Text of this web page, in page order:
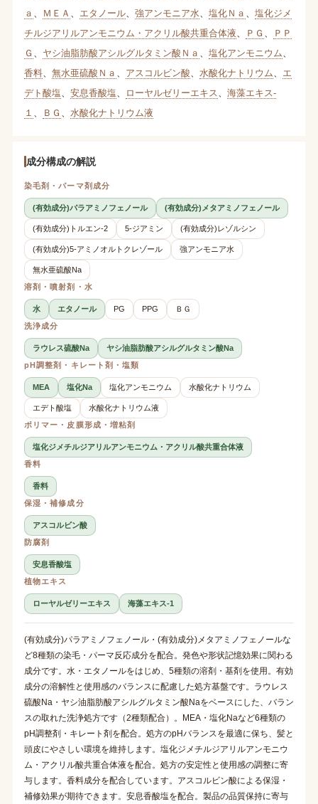
ａ
ＭＥＡ エタノール、 強アンモニア水 塩化Ｎａ
塩化ジメ
チルジアリルアンモニウム・アクリル酸共重合体液
ＰＧ
ＰＰ
Ｇ
ヤシ油脂肪酸アシルグルタミン酸Ｎａ 塩化アンモニウム
香料、 無水亜硫酸Ｎａ アスコルビン酸 水酸化ナトリウム
エ
デト酸塩
安息香酸塩 ローヤルゼリーエキス
海藻エキス-
１
ＢＧ 水酸化ナトリウム液
成分構成の解説
染毛剤・パーマ剤成分
(有効成分)パラアミノフェノール (有効成分)メタアミノフェノール
(有効成分)トルエン-2 5-ジアミン (有効成分)レゾルシン
(有効成分)5-アミノオルトクレゾール 強アンモニア水
無水亜硫酸Na
溶剤・噴射剤・水
水 エタノール PG PPG
ＢＧ
洗浄成分
ラウレス硫酸Na
ヤシ油脂肪酸アシルグルタミン酸Na
pH調整剤・キレート剤・塩類
MEA 塩化Na 塩化アンモニウム 水酸化ナトリウム
エデト酸塩
水酸化ナトリウム液
ポリマー・皮膜形成・増粘剤
塩化ジメチルジアリルアンモニウム・アクリル酸共重合体液
香料
香料
保湿・補修成分
アスコルビン酸
防腐剤
安息香酸塩
植物エキス
ローヤルゼリーエキス 海藻エキス-1
(有効成分)パラアミノフェノール・(有効成分)メタアミノフェノールな
ど8種類の染毛・パーマ反応成分を配合。発色や形状記憶効果に関わる
成分です。水・エタノールをはじめ、5種類の溶剤・基剤を使用。有効
成分の溶解性と使用感のバランスに配慮した処方基盤です。ラウレス
硫酸Na・ヤシ油脂肪酸アシルグルタミン酸Naをベースにした、バラン
スの取れた洗浄処方です（2種類配合）。MEA・塩化Naなど6種類の
pH調整剤・キレート剤を配合。処方のpHバランスを最適に保ち、髪と
頭皮にやさしい環境を維持します。塩化ジメチルジアリルアンモニウ
ム・アクリル酸共重合体液を配合。処方の安定性と使用感の調整に寄
与します。香料成分を配合しています。アスコルビン酸による保湿・
補修効果が期待できます。安息香酸塩を配合。製品の品質保持に寄与